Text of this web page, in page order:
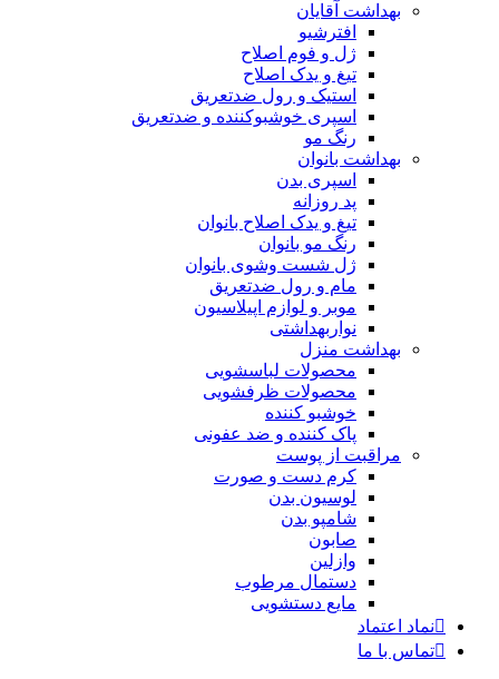
بهداشت آقایان
افترشیو
ژل و فوم اصلاح
تیغ و یدک اصلاح
استیک و رول ضدتعریق
اسپری خوشبوکننده و ضدتعریق
رنگ مو
بهداشت بانوان
اسپری بدن
پد روزانه
تیغ و یدک اصلاح بانوان
رنگ مو بانوان
ژل شست وشوی بانوان
مام و رول ضدتعریق
موبر و لوازم اپیلاسیون
نواربهداشتی
بهداشت منزل
محصولات لباسشویی
محصولات ظرفشویی
خوشبو کننده
پاک کننده و ضد عفونی
مراقبت از پوست
کرم دست و صورت
لوسیون بدن
شامپو بدن
صابون
وازلین
دستمال مرطوب
مایع دستشویی
نماد اعتماد
تماس با ما